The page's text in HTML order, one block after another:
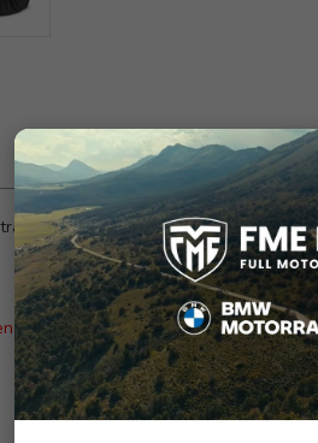
venster waardoor je de
en de R 1200 RT met grote topkoffer.